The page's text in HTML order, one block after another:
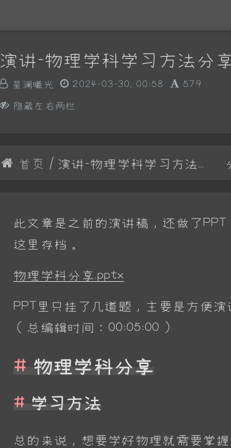
演讲-物理学科学习方法分享
星澜曦光 2024-03-30, 00:58
579
隐藏左右两栏
首页 / 演讲-物理学科学习方法分享
此文章是之前的演讲稿，还做了PPT
这里存档。
物理学科分享.pptx
PPT里只挂了几道题，主要是方便演
（总编辑时间：00:05:00）
物理学科分享
学习方法
总的来说，想要学好物理就需要掌